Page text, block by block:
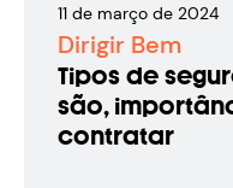
11 de março de 2024
Dirigir Bem
Tipos de
são,
contratar